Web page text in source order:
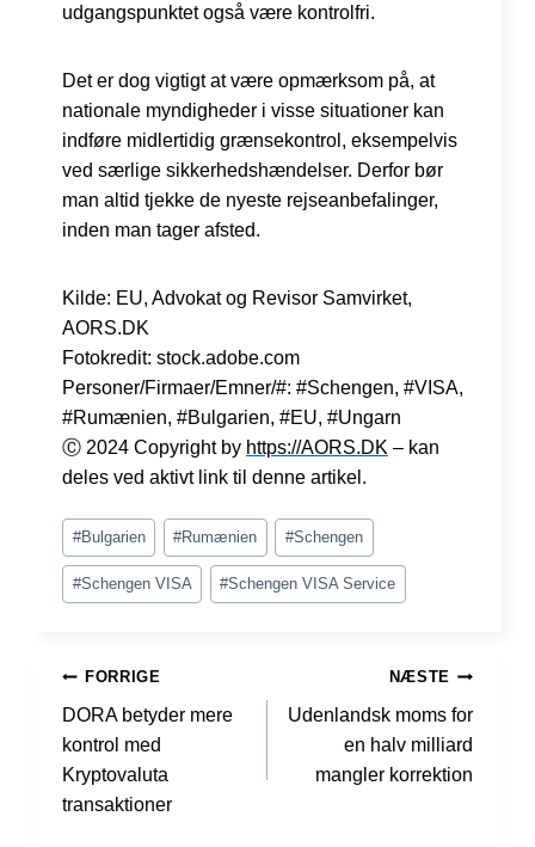
udgangspunktet også være kontrolfri.
Det er dog vigtigt at være opmærksom på, at
nationale myndigheder i visse situationer kan
indføre midlertidig grænsekontrol, eksempelvis
ved særlige sikkerhedshændelser. Derfor bør
man altid tjekke de nyeste rejseanbefalinger,
inden man tager afsted.
Kilde: EU, Advokat og Revisor Samvirket,
AORS.DK
Fotokredit: stock.adobe.com
Personer/Firmaer/Emner/#: #Schengen, #VISA,
#Rumænien, #Bulgarien, #EU, #Ungarn
Ⓒ 2024 Copyright by https://AORS.DK – kan
deles ved aktivt link til denne artikel.
Indlæg-
tags:
#Bulgarien #Rumænien #Schengen
#Schengen VISA #Schengen VISA Service
INDLÆGSNAVIGATION
FORRIGE
DORA betyder mere
kontrol med
Kryptovaluta
transaktioner
NÆSTE
Udenlandsk moms for
en halv milliard
mangler korrektion